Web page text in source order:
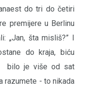
do tri do četiri
premijere u Berlinu
„Jan, šta misliš?” I
do kraja, biću
bilo je više od sat
razumete - to nikada